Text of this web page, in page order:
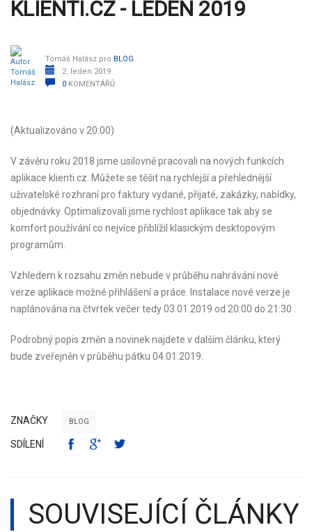
KLIENTI.CZ - LEDEN 2019
Tomáš Halász pro BLOG
2. leden 2019
0 KOMENTÁŘŮ
(Aktualizováno v 20:00)
V závěru roku 2018 jsme usilovně pracovali na nových funkcích
aplikace klienti.cz. Můžete se těšit na rychlejší a přehlednější
uživatelské rozhraní pro faktury vydané, přijaté, zakázky, nabídky,
objednávky. Optimalizovali jsme rychlost aplikace tak aby se
komfort používání co nejvíce přiblížil klasickým desktopovým
programům.
Vzhledem k rozsahu změn nebude v průběhu nahrávání nové
verze aplikace možné přihlášení a práce. Instalace nové verze je
naplánována na čtvrtek večer tedy 03.01.2019 od 20:00 do 21:30 .
Podrobný popis změn a novinek najdete v dalším článku, který
bude zveřejněn v průběhu pátku 04.01.2019.
ZNAČKY BLOG
SDÍLENÍ
SOUVISEJÍCÍ ČLÁNKY